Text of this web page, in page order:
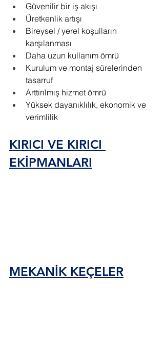
Güvenilir bir iş akışı
Üretkenlik artışı
Bireysel / yerel koşulların
karşılanması
Daha uzun kullanım ömrü
Kurulum ve montaj sürelerinden
tasarruf
Arttırılmış hizmet ömrü
Yüksek dayanıklılık, ekonomik ve
verimlilik
KIRICI VE KIRICI
EKİPMANLARI
MEKANİK KEÇELER